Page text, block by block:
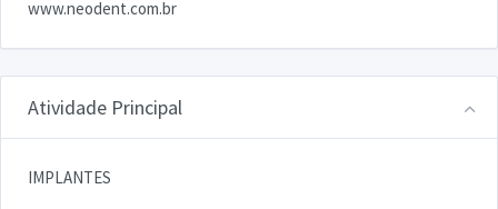
www.neodent.com.br
Atividade Principal
IMPLANTES